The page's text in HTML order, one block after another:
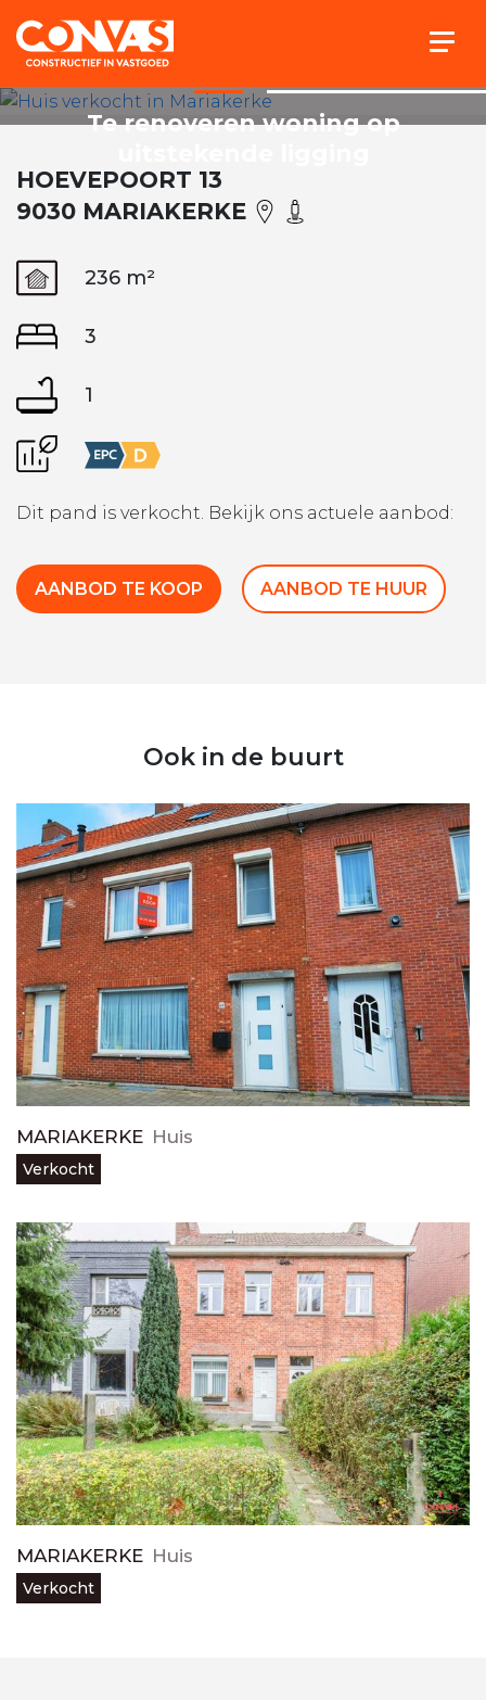
HOEVEPOORT 13
9030 MARIAKERKE
236 m²
3
1
Dit pand is verkocht. Bekijk ons actuele aanbod:
AANBOD TE KOOP AANBOD TE HUUR
Te renoveren woning op
Ook in de buurt
MARIAKERKE Huis
Verkocht
MARIAKERKE Huis
Verkocht